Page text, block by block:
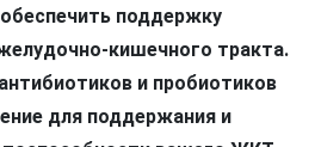
поддержку
кишечного тракта.
и пробиотиков
для поддержания и